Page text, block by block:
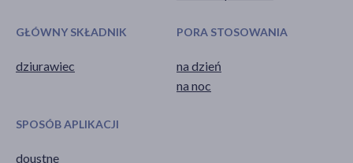
GŁÓWNY SKŁADNIK
dziurawiec
PORA STOSOWANIA
na dzień
na noc
SPOSÓB APLIKACJI
doustne